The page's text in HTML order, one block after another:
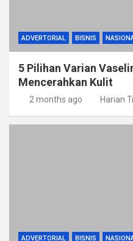
ADVERTORIAL BISNIS
5 Pilihan Varian
Mencerahkan Kulit
2 months ago Harian
ADVERTORIAL BISNIS